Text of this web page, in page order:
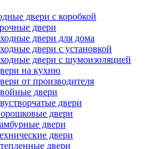
двери с коробкой
двери
двери для дома
двери с установкой
двери с шумоизоляцией
на кухню
от производителя
двери
двери
двери
двери
двери
двери